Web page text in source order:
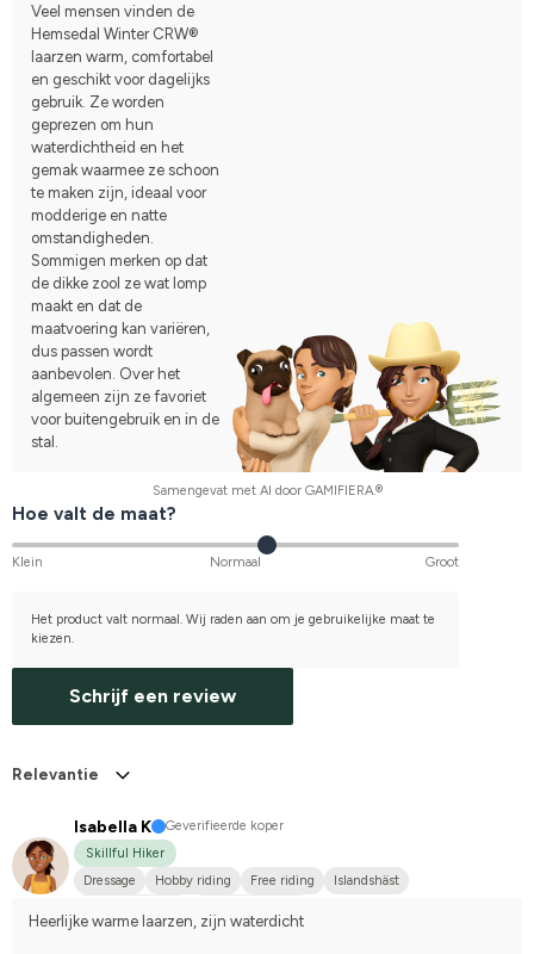
Veel mensen vinden de
Hemsedal Winter CRW®
laarzen warm, comfortabel
en geschikt voor dagelijks
gebruik. Ze worden
geprezen om hun
waterdichtheid en het
gemak waarmee ze schoon
te maken zijn, ideaal voor
modderige en natte
omstandigheden.
Sommigen merken op dat
de dikke zool ze wat lomp
maakt en dat de
maatvoering kan variëren,
dus passen wordt
aanbevolen. Over het
algemeen zijn ze favoriet
voor buitengebruik en in de
stal.
Samengevat met AI door GAMIFIERA.®
Hoe valt de maat?
Klein Normaal Groot
Het product valt normaal. Wij raden aan om je gebruikelijke maat te
kiezen.
Schrijf een review
Relevantie
Isabella K
Geverifieerde koper
Skillful Hiker
Dressage
Hobby riding Free riding
Islandshäst
Heerlijke warme laarzen, zijn waterdicht